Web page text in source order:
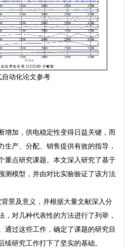
自动化论文参考
增加，供电稳定性变得日益关键，而
生产、分配、销售提供有效的指导，
重点研究课题。本文深入研究了基于
测模型，并由对比实验验证了该方法
背景及意义，并根据大量文献深入分
，对几种代表性的方法进行了列举，
通过这些工作，确定了课题的研究目
续研究工作打下了坚实的基础。